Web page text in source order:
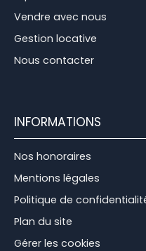
Vendre avec nous
Gestion locative
Nous contacter
INFORMATIONS
Nos honoraires
Mentions légales
Politique de
Plan du site
Gérer les cookies